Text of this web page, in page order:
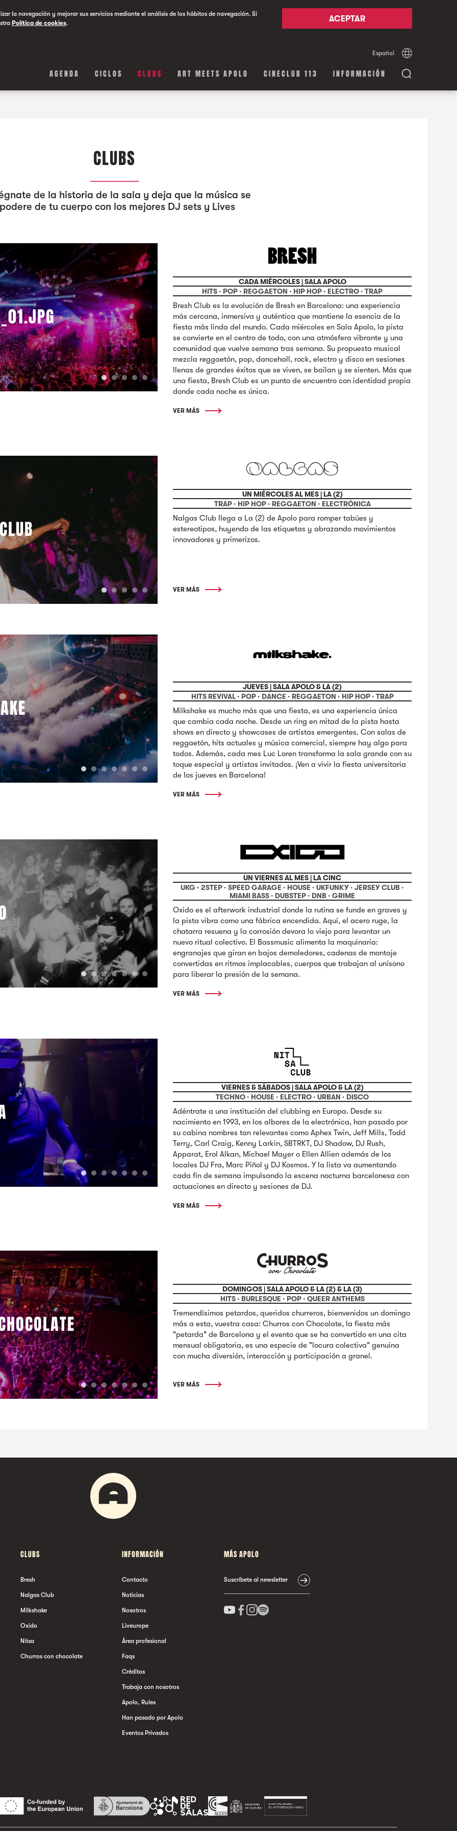
la navegación y mejorar sus servicios mediante el análisis de los hábitos de navegación. Si
Política de cookies. ACEPTAR
Español Català
AGENDA CICLOS CLUBS ART MEETS APOLO CINECLUB 113 INFORMACIÓN
CLUBS
de la historia de la sala y deja que la música se
de tu cuerpo con los mejores DJ sets y Lives
CADA MIÉRCOLES | SALA APOLO
HITS · POP · REGGAETON · HIP HOP · ELECTRO · TRAP
Bresh Club es la evolución de Bresh en Barcelona: una experiencia
más cercana, inmersiva y auténtica que mantiene la esencia de la
fiesta más linda del mundo. Cada miércoles en Sala Apolo, la pista
se convierte en el centro de todo, con una atmósfera vibrante y una
comunidad que vuelve semana tras semana. Su propuesta musical
mezcla reggaetón, pop, dancehall, rock, electro y disco en sesiones
llenas de grandes éxitos que se viven, se bailan y se sienten. Más que
una fiesta, Bresh Club es un punto de encuentro con identidad propia
donde cada noche es única.
VER MÁS
UN MIÉRCOLES AL MES | LA (2)
TRAP · HIP HOP · REGGAETON · ELECTRÓNICA
Nalgas Club llega a La (2) de Apolo para romper tabúes y
estereotipos, huyendo de las etiquetas y abrazando movimientos
innovadores y primerizos.
VER MÁS
JUEVES | SALA APOLO & LA (2)
HITS REVIVAL · POP · DANCE · REGGAETON · HIP HOP · TRAP
Milkshake es mucho más que una fiesta, es una experiencia única
que cambia cada noche. Desde un ring en mitad de la pista hasta
shows en directo y showcases de artistas emergentes. Con salas de
reggaetón, hits actuales y música comercial, siempre hay algo para
todos. Además, cada mes Luc Loren transforma la sala grande con su
toque especial y artistas invitados. ¡Ven a vivir la fiesta universitaria
de los jueves en Barcelona!
VER MÁS
UN VIERNES AL MES | LA CINC
UKG · 2STEP · SPEED GARAGE · HOUSE · UKFUNKY · JERSEY CLUB ·
MIAMI BASS · DUBSTEP · DNB · GRIME
Oxido es el afterwork industrial donde la rutina se funde en graves y
la pista vibra como una fábrica encendida. Aquí, el acero ruge, la
chatarra resuena y la corrosión devora lo viejo para levantar un
nuevo ritual colectivo. El Bassmusic alimenta la maquinaria:
engranajes que giran en bajos demoledores, cadenas de montaje
convertidas en ritmos implacables, cuerpos que trabajan al unísono
para liberar la presión de la semana.
VER MÁS
VIERNES & SÁBADOS | SALA APOLO & LA (2)
TECHNO · HOUSE · ELECTRO · URBAN · DISCO
Adéntrate a una institución del clubbing en Europa. Desde su
nacimiento en 1993, en los albores de la electrónica, han pasado por
su cabina nombres tan relevantes como Aphex Twin, Jeff Mills, Todd
Terry, Carl Craig, Kenny Larkin, SBTRKT, DJ Shadow, DJ Rush,
Apparat, Erol Alkan, Michael Mayer o Ellen Allien además de los
locales DJ Fra, Marc Piñol y DJ Kosmos. Y la lista va aumentando
cada fin de semana impulsando la escena nocturna barcelonesa con
actuaciones en directo y sesiones de DJ.
VER MÁS
DOMINGOS | SALA APOLO & LA (2) & LA (3)
HITS · BURLESQUE · POP · QUEER ANTHEMS
Tremendísimos petardos, queridos churreros, bienvenidos un domingo
más a esta, vuestra casa: Churros con Chocolate, la fiesta más
"petarda" de Barcelona y el evento que se ha convertido en una cita
mensual obligatoria, es una especie de "locura colectiva" genuina
con mucha diversión, interacción y participación a granel.
VER MÁS
CLUBS
Bresh
Nalgas Club
Milkshake
Oxido
Nitsa
Churros con chocolate
INFORMACIÓN
Contacto
Noticias
Nosotros
Liveurope
Área profesional
Faqs
Créditos
Trabaja con nosotros
Apolo, Rules
Han pasado por Apolo
Eventos Privados
MÁS APOLO
Suscríbete al newsletter